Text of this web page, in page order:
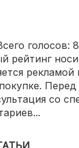
голосов: 8
рейтинг
Перед
со